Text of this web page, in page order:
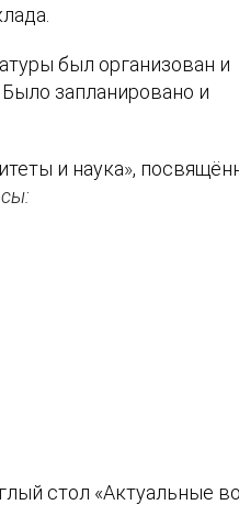
был организован и
Было запланировано и
и наука»,
стол «Актуальные